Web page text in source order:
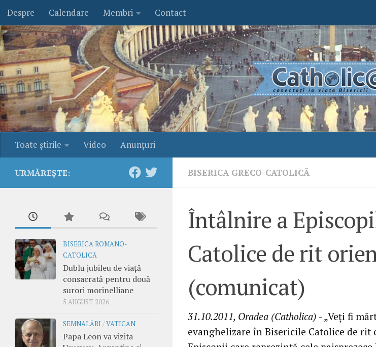
Skip to content
Despre Calendare Membri Contact
Toate ştirile Video Anunţuri
BISERICA GRECO-CATOLICĂ
Întâlnire a
Catolice de rit
(comunicat)
31.10.2011, Oradea (Catholica) - „Veţi fi
evanghelizare în Bisericile Catolice de rit
URMĂREȘTE:
BISERICA ROMANO-
CATOLICĂ
Dublu jubileu de viață
consacrată pentru două
surori morinelliane
5 AUGUST 2026
SEMNALĂRI /VATICAN
Papa Leon va vizita